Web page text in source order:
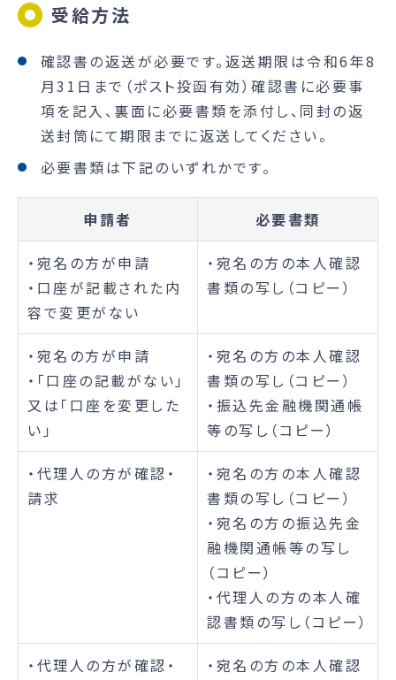
受給方法
確認書の返送が必要です。返送期限は令和6年8
月31日まで（ポスト投函有効）確認書に必要事
項を記入、裏面に必要書類を添付し、同封の返
送封筒にて期限までに返送してください。
必要書類は下記のいずれかです。
申請者 必要書類
・宛名の方が申請
・口座が記載された内
容で変更がない
・宛名の方の本人確認
書類の写し（コピー）
・宛名の方が申請
・「口座の記載がない」
又は「口座を変更した
い」
・宛名の方の本人確認
書類の写し（コピー）
・振込先金融機関通帳
等の写し（コピー）
・代理人の方が確認・
請求
・宛名の方の本人確認
書類の写し（コピー）
・宛名の方の振込先金
融機関通帳等の写し
（コピー）
・代理人の方の本人確
認書類の写し（コピー）
・代理人の方が確認・
・宛名の方の本人確認